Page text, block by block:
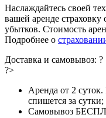
Наслаждайтесь своей
вашей аренде
убытков. Стоимость
Подробнее о
Доставка и самовывоз: ?
?>
Аренда от 2
спишется за сутки;
Самовывоз